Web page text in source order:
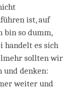
ist, auf
bin so dumm,
handelt es sich
sollten wir
und denken:
weiter und